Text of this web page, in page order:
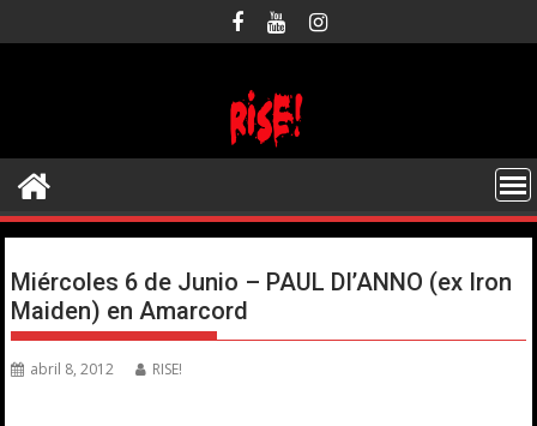
al
Miércoles 6 de Junio – PAUL DI’ANNO (ex Iron
Maiden) en Amarcord
abril 8, 2012 RISE!